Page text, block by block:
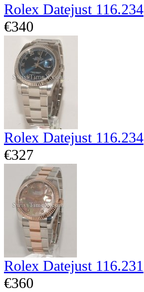
Rolex Datejust 116.234
€340
Rolex Datejust 116.234
€327
Rolex Datejust 116.231
€360